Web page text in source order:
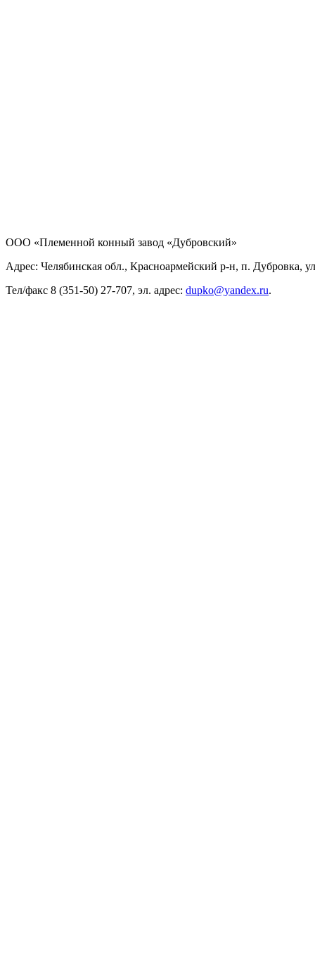
ООО «Племенной конный завод «Дубровский»
Адрес: Челябинская обл., Красноармейский р-н, п. Дубровка,
Тел/факс 8 (351-50) 27-707, эл. адрес: dupko@yandex.ru.